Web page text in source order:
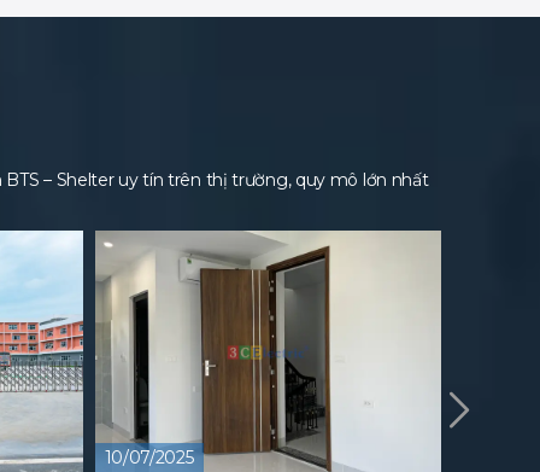
BTS – Shelter uy tín trên thị trường, quy mô lớn nhất
10/07/2025